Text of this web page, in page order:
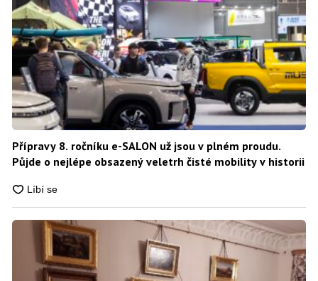
Přípravy 8. ročníku e-SALON už jsou v plném proudu.
Půjde o nejlépe obsazený veletrh čisté mobility v historii